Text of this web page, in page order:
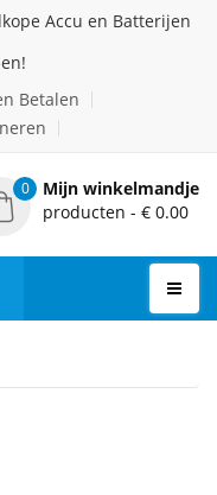
Accu en Batterijen
Betalen
0
Mijn winkelmandje
producten - € 0.00